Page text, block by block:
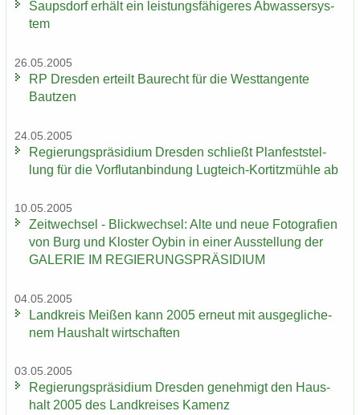
Saups­dorf er­hält ein leis­tungs­fä­hi­ge­res Ab­was­ser­sys­
tem
26.05.2005
RP Dres­den er­teilt Bau­recht für die West­tan­gen­te
Baut­zen
24.05.2005
Re­gie­rungs­prä­si­di­um Dres­den schließt Plan­fest­stel­
lung für die Vor­flut­an­bin­dung Lugteich-​Kortitzmühle ab
10.05.2005
Zeit­wech­sel - Blick­wech­sel: Alte und neue Fo­to­gra­fien
von Burg und Klos­ter Oybin in einer Aus­stel­lung der
GA­LE­RIE IM RE­GIE­RUNGS­PRÄ­SI­DI­UM
04.05.2005
Land­kreis Mei­ßen kann 2005 er­neut mit aus­ge­gli­che­
nem Haus­halt wirt­schaf­ten
03.05.2005
Re­gie­rungs­prä­si­di­um Dres­den ge­neh­migt den Haus­
halt 2005 des Land­krei­ses Ka­menz